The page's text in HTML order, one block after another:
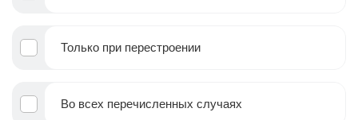
Только при перестроении
Во всех перечисленных случаях